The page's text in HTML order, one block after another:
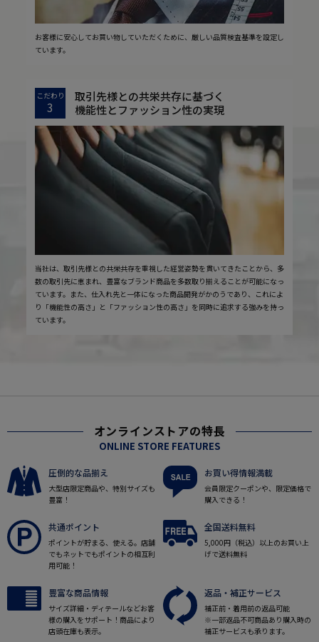
お客様に安心してお買い物していただくために、厳しい品質検査基準を設定し
ています。
こだわり
3
取引先様との共栄共存に基づく
機能性とファッション性の実現
当社は、取引先様との共栄共存を重視した経営姿勢を貫いてきたことから、多
数の取引先に恵まれ、豊富なブランド商品を多数取り揃えることが可能になっ
ています。また、仕入れ先と一体になった商品開発がかのうであり、これによ
り「機能性の高さ」と「ファッション性の高さ」を同時に追求する強みを持っ
ています。
オンラインストアの特長
ONLINE STORE FEATURES
圧倒的な品揃え
大型店限定商品や、特別サイズも
豊富！
お買い得情報満載
会員限定クーポンや、限定価格で
購入できる！
共通ポイント
ポイントが貯まる、使える。店舗
でもネットでもポイントの相互利
用可能！
全国送料無料
5,000円（税込）以上のお買い上
げで送料無料
豊富な商品情報
サイズ詳細・ディテールなどお客
様の購入をサポート！商品により
店頭在庫も表示。
返品・補正サービス
補正前・着用前の返品可能
※一部返品不可商品あり購入時の
補正サービスも承ります。